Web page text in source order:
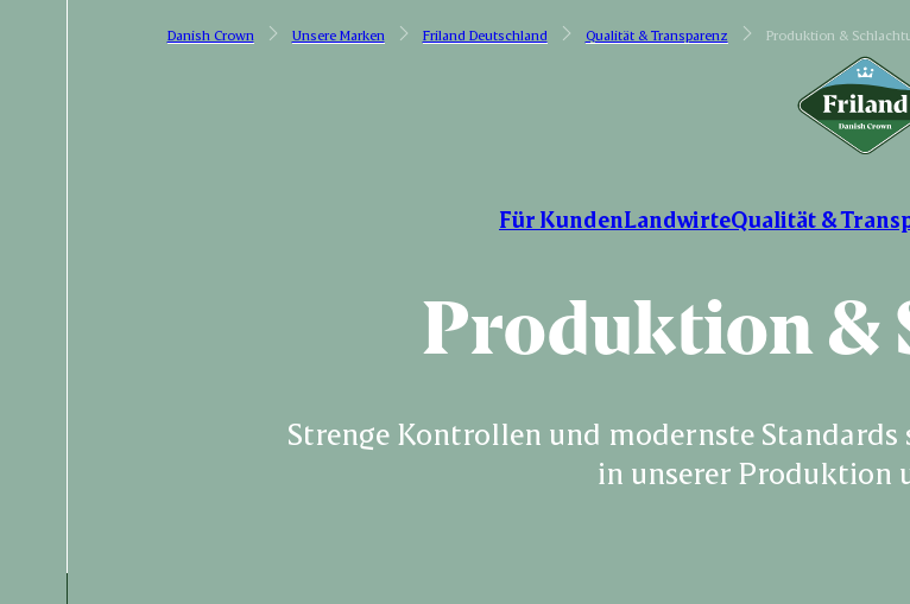
Danish Crown Unsere Marken Friland Deutschland Qualität & Transparenz Produktion &
Für KundenLandwirteQualität &
Produktion &
Strenge Kontrollen und modernste
in unserer Produktion